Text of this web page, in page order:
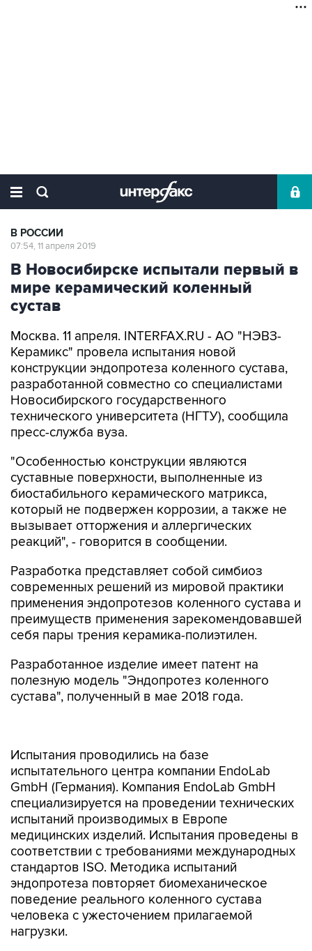
В РОССИИ
07:54, 11 апреля 2019
В Новосибирске испытали первый в
мире керамический коленный
сустав
Москва. 11 апреля. INTERFAX.RU - АО "НЭВЗ-
Керамикс" провела испытания новой
конструкции эндопротеза коленного сустава,
разработанной совместно со специалистами
Новосибирского государственного
технического университета (НГТУ), сообщила
пресс-служба вуза.
"Особенностью конструкции являются
суставные поверхности, выполненные из
биостабильного керамического матрикса,
который не подвержен коррозии, а также не
вызывает отторжения и аллергических
реакций", - говорится в сообщении.
Разработка представляет собой симбиоз
современных решений из мировой практики
применения эндопротезов коленного сустава и
преимуществ применения зарекомендовавшей
себя пары трения керамика-полиэтилен.
Разработанное изделие имеет патент на
полезную модель "Эндопротез коленного
сустава", полученный в мае 2018 года.
GmbH (Германия). Компания EndoLab GmbH
специализируется на проведении технических
испытаний производимых в Европе
медицинских изделий. Испытания проведены в
соответствии с требованиями международных
стандартов ISO. Методика испытаний
эндопротеза повторяет биомеханическое
поведение реального коленного сустава
человека с ужесточением прилагаемой
нагрузки.
"По результатам испытаний, имитирующих